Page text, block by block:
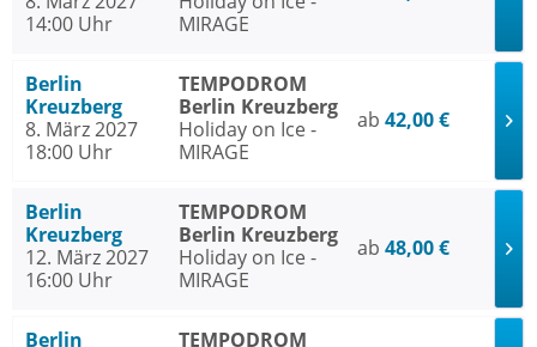
14:00 Uhr
MIRAGE
Berlin
Kreuzberg
8. März 2027
18:00 Uhr
TEMPODROM
Berlin Kreuzberg
Holiday on Ice -
MIRAGE
ab 42,00 €
Berlin
Kreuzberg
12. März 2027
16:00 Uhr
TEMPODROM
Berlin Kreuzberg
Holiday on Ice -
MIRAGE
ab 48,00 €
Berlin
TEMPODROM